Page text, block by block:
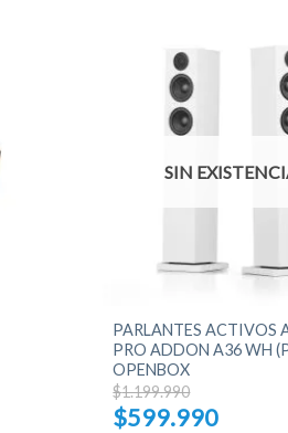
SIN
PARLANTES ACTIVOS
PRO ADDON A36 WH
OPENBOX
$1.199.990
precio
original
$599.990